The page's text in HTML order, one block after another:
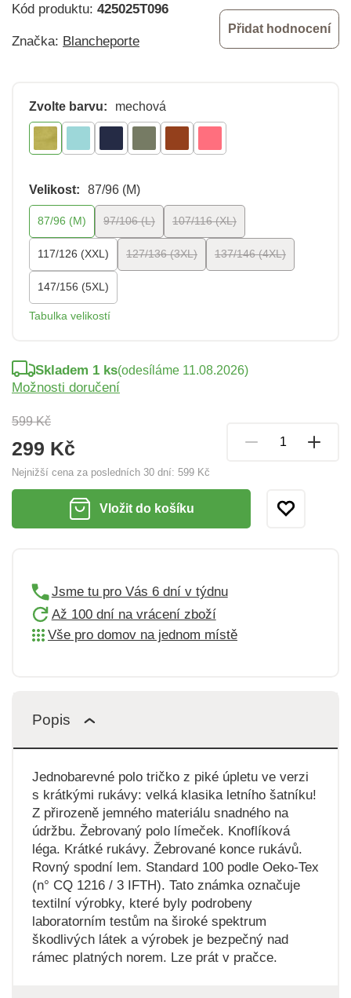
Kód produktu: 425025T096
Značka: Blancheporte
Přidat hodnocení
Zvolte barvu: mechová
Velikost: 87/96 (M)
87/96 (M) 97/106 (L) 107/116 (XL)
117/126 (XXL) 127/136 (3XL) 137/146 (4XL)
147/156 (5XL)
Tabulka velikostí
599 Kč
299 Kč
Nejnižší cena za posledních 30 dní: 599 Kč
Skladem 1 ks(odesíláme 11.08.2026)
Možnosti doručení
Vložit do košíku
Jsme tu pro Vás 6 dní v týdnu
Až 100 dní na vrácení zboží
Vše pro domov na jednom místě
Popis
Jednobarevné polo tričko z piké úpletu ve verzi
s krátkými rukávy: velká klasika letního šatníku!
Z přirozeně jemného materiálu snadného na
údržbu. Žebrovaný polo límeček. Knoflíková
léga. Krátké rukávy. Žebrované konce rukávů.
Rovný spodní lem. Standard 100 podle Oeko-Tex
(n° CQ 1216 / 3 IFTH). Tato známka označuje
textilní výrobky, které byly podrobeny
laboratorním testům na široké spektrum
škodlivých látek a výrobek je bezpečný nad
rámec platných norem. Lze prát v pračce.